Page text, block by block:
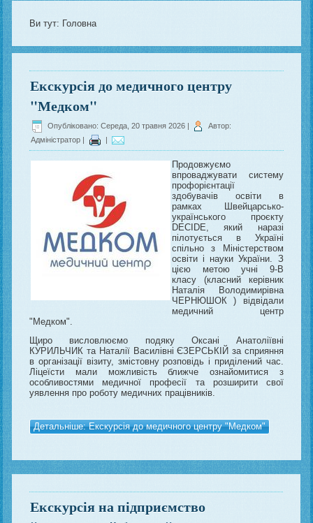
Ви тут: Головна
Екскурсія до медичного центру
"Медком"
Опубліковано: Середа, 20 травня 2026 |
Автор:
Адміністратор | |
Продовжуємо
впроваджувати систему
профорієнтації
здобувачів освіти в
рамках Швейцарсько-
українського проєкту
DECIDE, який наразі
пілотується в Україні
спільно з Міністерством
освіти і науки України. З
цією метою учні 9-В
класу (класний керівник
Наталія Володимирівна
ЧЕРНЮШОК ) відвідали
медичний центр
"Медком".
Щиро висловлюємо подяку Оксані Анатоліївні
КУРИЛЬЧИК та Наталії Василівні ЄЗЕРСЬКІЙ за сприяння
в організації візиту, змістовну розповідь і приділений час.
Ліцеїсти мали можливість ближче ознайомитися з
особливостями медичної професії та розширити свої
уявлення про роботу медичних працівників.
Детальніше: Екскурсія до медичного центру "Медком"
Екскурсія на підприємство